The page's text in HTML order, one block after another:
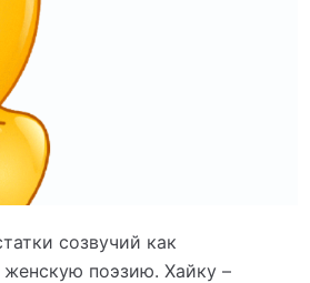
созвучий как
поэзию. Хайку –